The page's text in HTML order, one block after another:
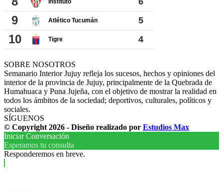
SOBRE NOSOTROS
Semanario Interior Jujuy refleja los sucesos, hechos y opiniones del
interior de la provincia de Jujuy, principalmente de la Quebrada de
Humahuaca y Puna Jujeña, con el objetivo de mostrar la realidad en
todos los ámbitos de la sociedad; deportivos, culturales, políticos y
sociales.
SÍGUENOS
© Copyright 2026 - Diseño realizado por Estudios Max
Iniciar Conversación
Esperamos tu consulta
Responderemos en breve.